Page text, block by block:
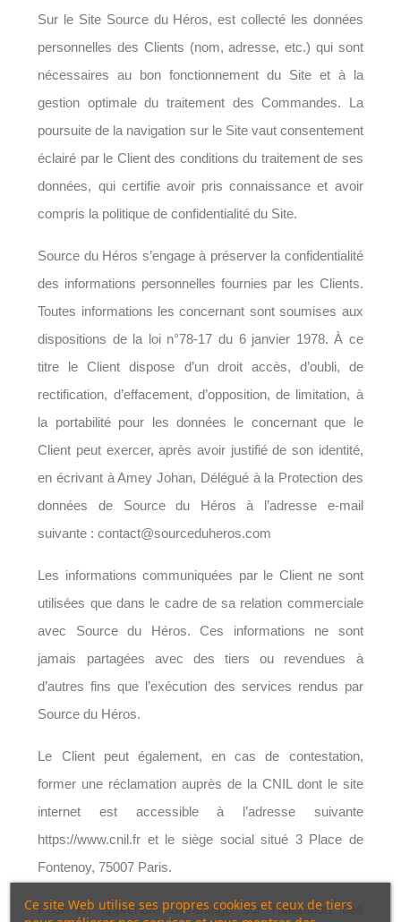
Sur le Site Source du Héros, est collecté les données
personnelles des Clients (nom, adresse, etc.) qui sont
nécessaires au bon fonctionnement du Site et à la
gestion optimale du traitement des Commandes. La
poursuite de la navigation sur le Site vaut consentement
éclairé par le Client des conditions du traitement de ses
données, qui certifie avoir pris connaissance et avoir
compris la politique de confidentialité du Site.
Source du Héros s’engage à préserver la confidentialité
des informations personnelles fournies par les Clients.
Toutes informations les concernant sont soumises aux
dispositions de la loi n°78-17 du 6 janvier 1978. À ce
titre le Client dispose d’un droit accès, d’oubli, de
rectification, d’effacement, d’opposition, de limitation, à
la portabilité pour les données le concernant que le
Client peut exercer, après avoir justifié de son identité,
en écrivant à Amey Johan, Délégué à la Protection des
données de Source du Héros à l’adresse e-mail
suivante : contact@sourceduheros.com
Les informations communiquées par le Client ne sont
utilisées que dans le cadre de sa relation commerciale
avec Source du Héros. Ces informations ne sont
jamais partagées avec des tiers ou revendues à
d’autres fins que l’exécution des services rendus par
Source du Héros.
Le Client peut également, en cas de contestation,
former une réclamation auprès de la CNIL dont le site
internet est accessible à l’adresse suivante
https://www.cnil.fr et le siège social situé 3 Place de
Fontenoy, 75007 Paris.
Pour en apprendre davantage sur l’utilisation des
Ce site Web utilise ses propres cookies et ceux de tiers